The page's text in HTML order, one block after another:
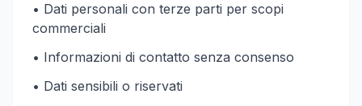
• Dati personali con terze parti per scopi
commerciali
• Informazioni di contatto senza consenso
• Dati sensibili o riservati